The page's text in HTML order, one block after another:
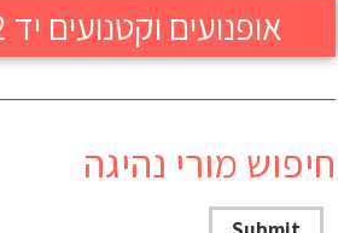
אופנועים וקטנועים יד 2
חיפוש מורי נהיגה